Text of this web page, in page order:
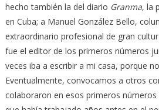
hecho también la del diario Granma, la
en Cuba; a Manuel González Bello,
extraordinario profesional de gran
fue el editor de los primeros números
veces iba a escribir a mi casa, porque
Eventualmente, convocamos a otros
colaboraron en esos primeros